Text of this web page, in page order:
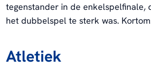
tegenstander in de enkelspelfinale,
het dubbelspel te sterk was.
Atletiek